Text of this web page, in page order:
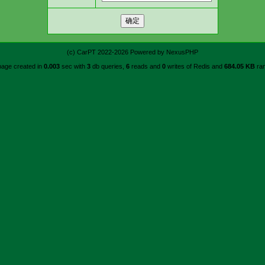
(c) CarPT 2022-2026 Powered by NexusPHP
created in 0.003 sec with 3db queries, 6reads and 0writes of Redis and 684.05 KB